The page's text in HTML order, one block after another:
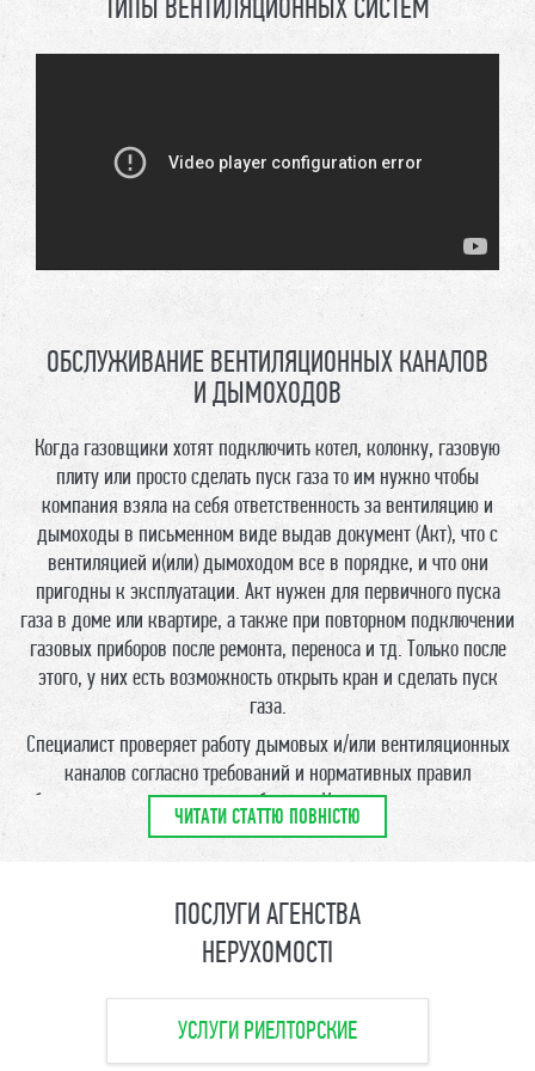
ТИПЫ ВЕНТИЛЯЦИОННЫХ СИСТЕМ
ОБСЛУЖИВАНИЕ ВЕНТИЛЯЦИОННЫХ КАНАЛОВ
И ДЫМОХОДОВ
Когда газовщики хотят подключить котел, колонку, газовую
плиту или просто сделать пуск газа то им нужно чтобы
компания взяла на себя ответственность за вентиляцию и
дымоходы в письменном виде выдав документ (Акт), что с
вентиляцией и(или) дымоходом все в порядке, и что они
пригодны к эксплуатации. Акт нужен для первичного пуска
газа в доме или квартире, а также при повторном подключении
газовых приборов после ремонта, переноса и тд. Только после
этого, у них есть возможность открыть кран и сделать пуск
газа.
Специалист проверяет работу дымовых и/или вентиляционных
каналов согласно требований и нормативных правил
безопасности систем газоснабжения Украины и если каналы
прошли проверку на целостность, герметичность, проходимость
и эффективно работают на отток воздуха из помещения, то мы
представителям газовой службы или любой другой службе,
которой он необходим.
• Диагностику (обследование) вентиляции и дымохода
ЧИТАТИ СТАТТЮ ПОВНІСТЮ
ПОСЛУГИ АГЕНСТВА
НЕРУХОМОСТІ
УСЛУГИ РИЕЛТОРСКИЕ